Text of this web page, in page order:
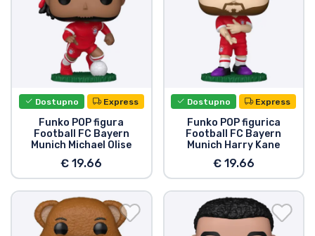
Dostupno Express
Funko POP figura
Football FC Bayern
Munich Michael Olise
€ 19.66
Dostupno Express
Funko POP figurica
Football FC Bayern
Munich Harry Kane
€ 19.66
Film proizvodi
Crtani proizvodi
Anime proizvodi
Gamer proizvodi
Sportski proizvodi
Glazbeni proizvodi